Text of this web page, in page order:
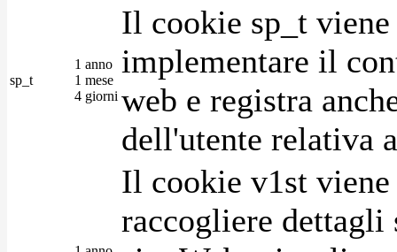
sp_t
1 anno
1 mese
4 giorni
Il cookie sp_t
implementare il
web e registra
dell'utente relativa
Il cookie v1st
raccogliere